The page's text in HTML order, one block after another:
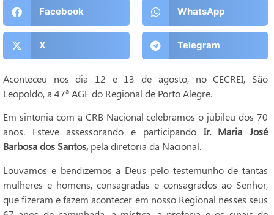
Facebook WhatsApp
X Telegram
Aconteceu nos dia 12 e 13 de agosto, no CECREI, São
Leopoldo, a 47ª AGE do Regional de Porto Alegre.
Em sintonia com a CRB Nacional celebramos o jubileu dos 70
anos. Esteve assessorando e participando Ir. Maria José
Barbosa dos Santos, pela diretoria da Nacional.
Louvamos e bendizemos a Deus pelo testemunho de tantas
mulheres e homens, consagradas e consagrados ao Senhor,
que fizeram e fazem acontecer em nosso Regional nesses seus